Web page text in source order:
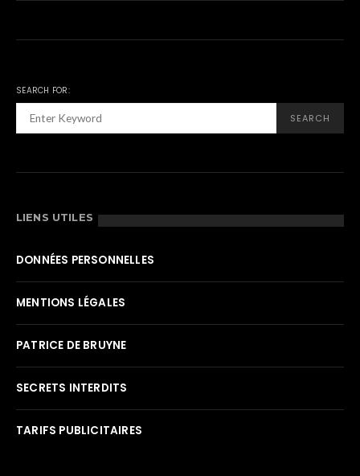
SEARCH FOR:
SEARCH
LIENS UTILES
DONNÉES PERSONNELLES
MENTIONS LÉGALES
PATRICE DE BRUYNE
SECRETS INTERDITS
TARIFS PUBLICITAIRES